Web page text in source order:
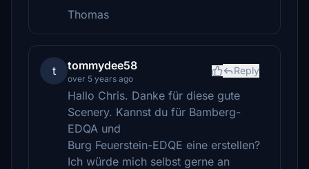
Thomas
t tommydee58
over 5 years ago
Reply
Hallo Chris. Danke für diese gute
Scenery. Kannst du für Bamberg-
EDQA und
Burg Feuerstein-EDQE eine erstellen?
Ich würde mich selbst gerne an